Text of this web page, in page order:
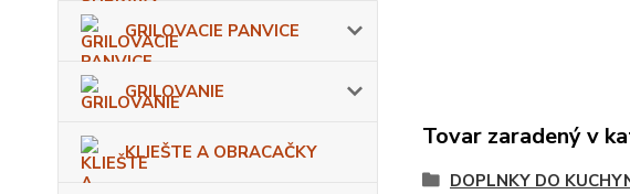
GRILOVACIE PANVICE
GRILOVANIE
KLIEŠTE A OBRACAČKY
Tovar zaradený v
DOPLNKY DO